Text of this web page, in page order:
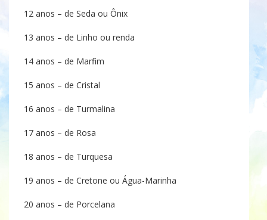
12 anos – de Seda ou Ônix
13 anos – de Linho ou renda
14 anos – de Marfim
15 anos – de Cristal
16 anos – de Turmalina
17 anos – de Rosa
18 anos – de Turquesa
19 anos – de Cretone ou Água-Marinha
20 anos – de Porcelana